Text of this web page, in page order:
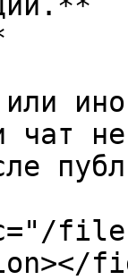
чат
files/